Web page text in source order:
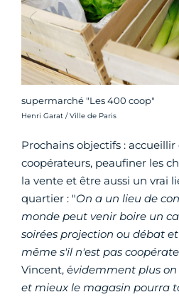
supermarché "Les 400 coop"
Crédit photo :
Henri Garat / Ville de Paris
Prochains objectifs :
coopérateurs, peaufiner les
la vente et être aussi un vrai
quartier : "On a un lieu de
monde peut venir boire un
soirées projection ou débat
même s'il n'est pas
Vincent, évidemment plus
et mieux le magasin pourra